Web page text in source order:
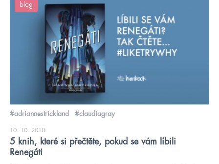
blog
#adriannestrickland #claudiagray
10. 10. 2018
5 knih, které si přečtěte, pokud se vám líbili
Renegáti